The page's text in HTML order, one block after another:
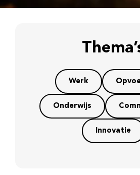
Werk
Onderwijs
Innovatie